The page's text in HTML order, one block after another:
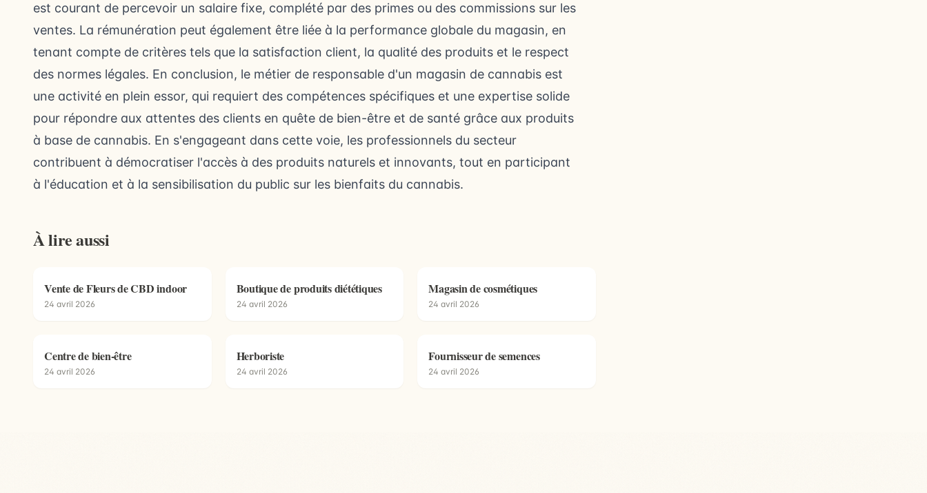
est courant de percevoir un salaire fixe, complété par des primes ou des commissions sur les
ventes. La rémunération peut également être liée à la performance globale du magasin, en
tenant compte de critères tels que la satisfaction client, la qualité des produits et le respect
des normes légales. En conclusion, le métier de responsable d'un magasin de cannabis est
une activité en plein essor, qui requiert des compétences spécifiques et une expertise solide
pour répondre aux attentes des clients en quête de bien-être et de santé grâce aux produits
à base de cannabis. En s'engageant dans cette voie, les professionnels du secteur
contribuent à démocratiser l'accès à des produits naturels et innovants, tout en participant
à l'éducation et à la sensibilisation du public sur les bienfaits du cannabis.
À lire aussi
Vente de Fleurs de CBD indoor
24 avril 2026
Boutique de produits diététiques
24 avril 2026
Magasin de cosmétiques
24 avril 2026
Centre de bien-être
24 avril 2026
Herboriste
24 avril 2026
Fournisseur de semences
24 avril 2026